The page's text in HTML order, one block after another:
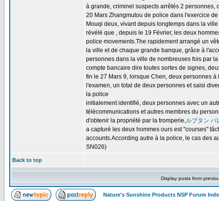
à grande, criminel suspects arrêtés 2
20 Mars Zhangmutou de police dans l'exercice
Mouqi deux, vivant depuis longtemps dans la
révélé que , depuis le 19 Février, les deux
police movements.The rapidement arrangé un
la ville et de chaque grande banque, grâce à
personnes dans la ville de nombreuses fois par
compte bancaire dire toutes sortes de signes,
fin le 27 Mars 9, lorsque Chen, deux personnes
l'examen, un total de deux personnes et saisi
la police
initialement identifié, deux personnes avec un
télécommunications et autres membres du
d'obtenir la propriété par la tromperie,ルブタン バ
a capturé les deux hommes ours est "courses"
accounts.According autre à la police, le cas des
SN026)
Back to top
Display posts from
Nature's Sunshine Products NSP Forum